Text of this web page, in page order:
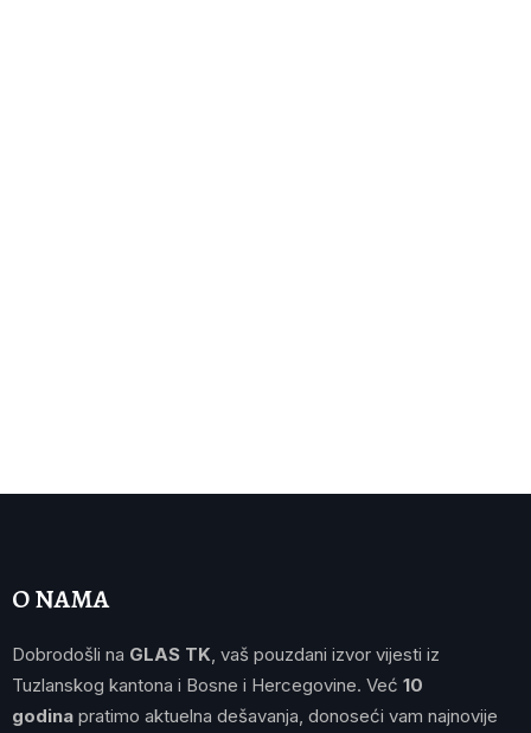
O NAMA
Dobrodošli na GLAS TK , vaš pouzdani izvor vijesti iz
Tuzlanskog kantona i Bosne i Hercegovine. Već 10
godina pratimo aktuelna dešavanja, donoseći vam najnovije